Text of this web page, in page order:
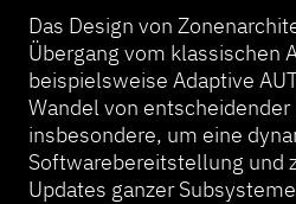
Das Design von
Übergang vom klassischen
beispielsweise Adaptive
Wandel von
insbesondere, um eine
Softwarebereitstellung und
Updates ganzer